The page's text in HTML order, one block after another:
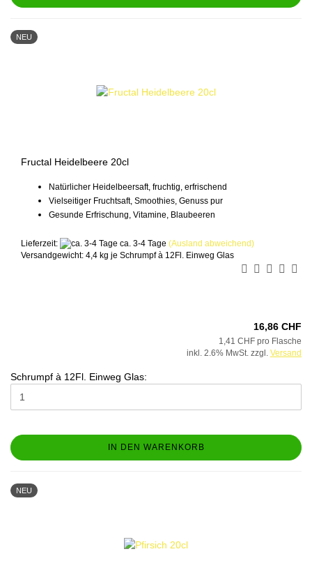
NEU
Fructal Heidelbeere 20cl
Natürlicher Heidelbeersaft, fruchtig, erfrischend
Vielseitiger Fruchtsaft, Smoothies, Genuss pur
Gesunde Erfrischung, Vitamine, Blaubeeren
Lieferzeit: ca. 3-4 Tage (Ausland abweichend)
Versandgewicht: 4,4 kg je Schrumpf à 12Fl. Einweg Glas
16,86 CHF
1,41 CHF pro Flasche
inkl. 2.6% MwSt. zzgl. Versand
Schrumpf à 12Fl. Einweg Glas:
IN DEN WARENKORB
NEU